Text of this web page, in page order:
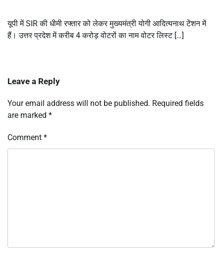
यूपी में SIR की धीमी रफ्तार को लेकर मुख्यमंत्री योगी आदित्यनाथ टेंशन में
हैं। उत्तर प्रदेश में करीब 4 करोड़ वोटरों का नाम वोटर लिस्ट […]
Leave a Reply
Your email address will not be published. Required fields
are marked *
Comment *